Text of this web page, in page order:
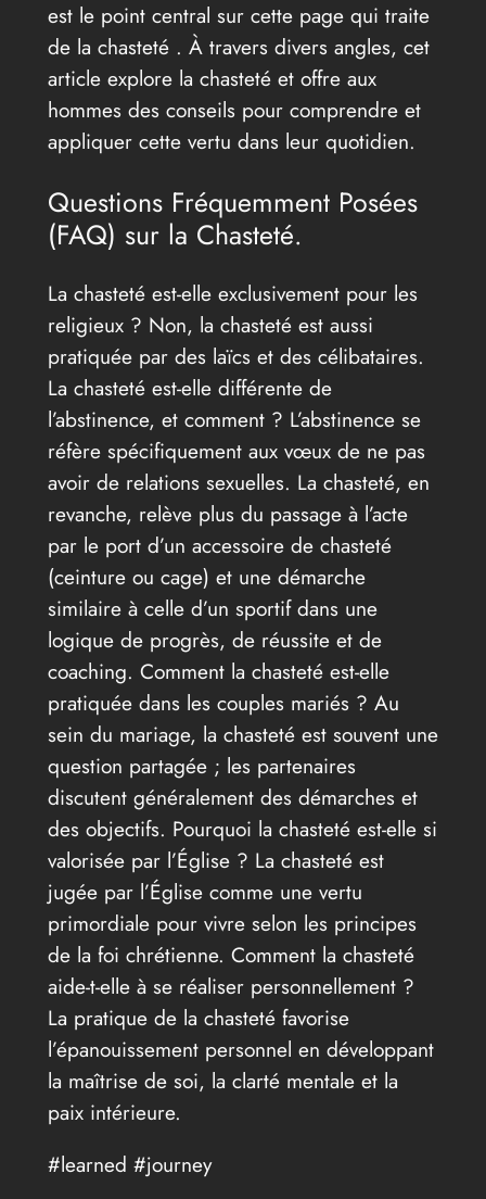
est le point central sur cette page qui traite
de la chasteté . À travers divers angles, cet
article explore la chasteté et offre aux
hommes des conseils pour comprendre et
appliquer cette vertu dans leur quotidien.
Questions Fréquemment Posées
(FAQ) sur la Chasteté.
La chasteté est-elle exclusivement pour les
religieux ? Non, la chasteté est aussi
pratiquée par des laïcs et des célibataires.
La chasteté est-elle différente de
l’abstinence, et comment ? L’abstinence se
réfère spécifiquement aux vœux de ne pas
avoir de relations sexuelles. La chasteté, en
revanche, relève plus du passage à l’acte
par le port d’un accessoire de chasteté
(ceinture ou cage) et une démarche
similaire à celle d’un sportif dans une
logique de progrès, de réussite et de
coaching. Comment la chasteté est-elle
pratiquée dans les couples mariés ? Au
sein du mariage, la chasteté est souvent une
question partagée ; les partenaires
discutent généralement des démarches et
des objectifs. Pourquoi la chasteté est-elle si
valorisée par l’Église ? La chasteté est
jugée par l’Église comme une vertu
primordiale pour vivre selon les principes
de la foi chrétienne. Comment la chasteté
aide-t-elle à se réaliser personnellement ?
La pratique de la chasteté favorise
l’épanouissement personnel en développant
la maîtrise de soi, la clarté mentale et la
paix intérieure.
#learned #journey